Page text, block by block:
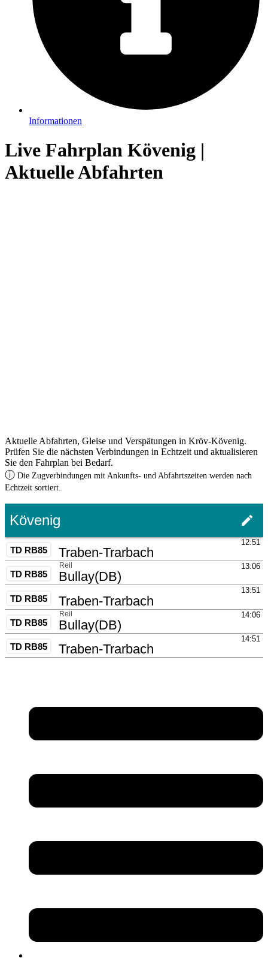
Informationen
Live Fahrplan Kövenig |
Aktuelle Abfahrten
Aktuelle Abfahrten, Gleise und Verspätungen in Kröv-Kövenig.
Prüfen Sie die nächsten Verbindungen in Echtzeit und aktualisieren
Sie den Fahrplan bei Bedarf.
ⓘ Die Zugverbindungen mit Ankunfts- und Abfahrtszeiten werden nach
Echtzeit sortiert.